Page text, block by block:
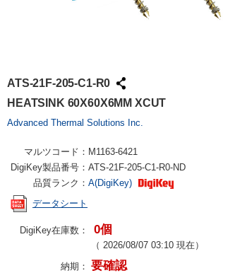
ATS-21F-205-C1-R0
HEATSINK 60X60X6MM XCUT
Advanced Thermal Solutions Inc.
マルツコード： M1163-6421
DigiKey製品番号： ATS-21F-205-C1-R0-ND
品質ランク： A(DigiKey)
データシート
DigiKey在庫数： 0個
（ 2026/08/07 03:10 現在）
納期： 要確認